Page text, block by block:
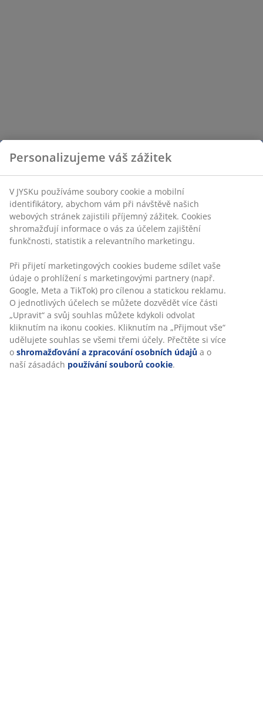
Personalizujeme váš zážitek
V JYSKu používáme soubory cookie a mobilní
identifikátory, abychom vám při návštěvě našich
webových stránek zajistili příjemný zážitek. Cookies
shromažďují informace o vás za účelem zajištění
funkčnosti, statistik a relevantního marketingu.
Při přijetí marketingových cookies budeme sdílet vaše
údaje o prohlížení s marketingovými partnery (např.
Google, Meta a TikTok) pro cílenou a statickou reklamu.
O jednotlivých účelech se můžete dozvědět více části
„Upravit“ a svůj souhlas můžete kdykoli odvolat
kliknutím na ikonu cookies. Kliknutím na „Přijmout vše“
udělujete souhlas se všemi třemi účely. Přečtěte si více
o shromažďování a zpracování osobních údajů a o
naší zásadách používání souborů cookie.